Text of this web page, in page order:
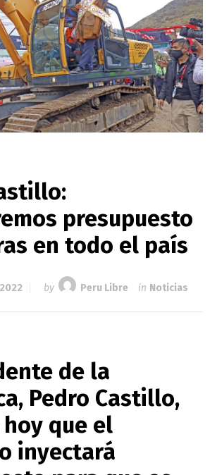
presupuesto
en todo el país
by Peru Libre in Noticias
de la
Pedro Castillo,
que el
inyectará